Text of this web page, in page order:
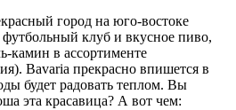
город на юго-востоке
клуб и вкусное пиво,
камин в ассортименте
Bavaria прекрасно впишется в
будет радовать теплом. Вы
эта красавица? А вот чем: